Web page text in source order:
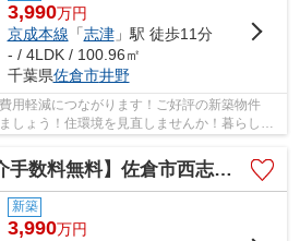
3,990万円
京成本線 「志津」駅 徒歩11分
- / 4LDK / 100.96㎡
千葉県佐倉市井野
用軽減につながります！ご好評の新築物件
しょう！住環境を見直しませんか！暮らしの
数料無料】佐倉市西志津 新築戸建て
新築
3,990万円